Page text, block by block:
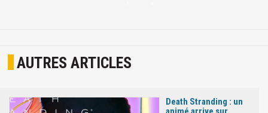
AUTRES ARTICLES
Death Stranding : un